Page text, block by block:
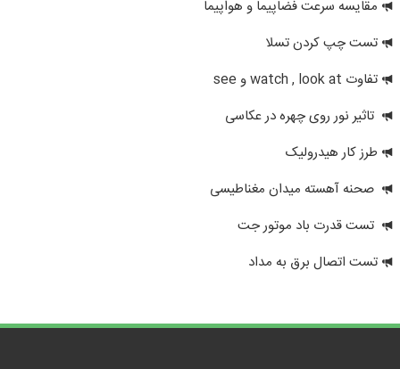
مقایسه سرعت فضاپیما و هواپیما
تست چپ کردن تسلا
تفاوت watch , look at و see
تاثیر نور روی چهره در عکاسی
طرز کار هیدرولیک
صحنه آهسته میدان مغناطیسی
تست قدرت باد موتور جت
تست اتصال برق به مداد